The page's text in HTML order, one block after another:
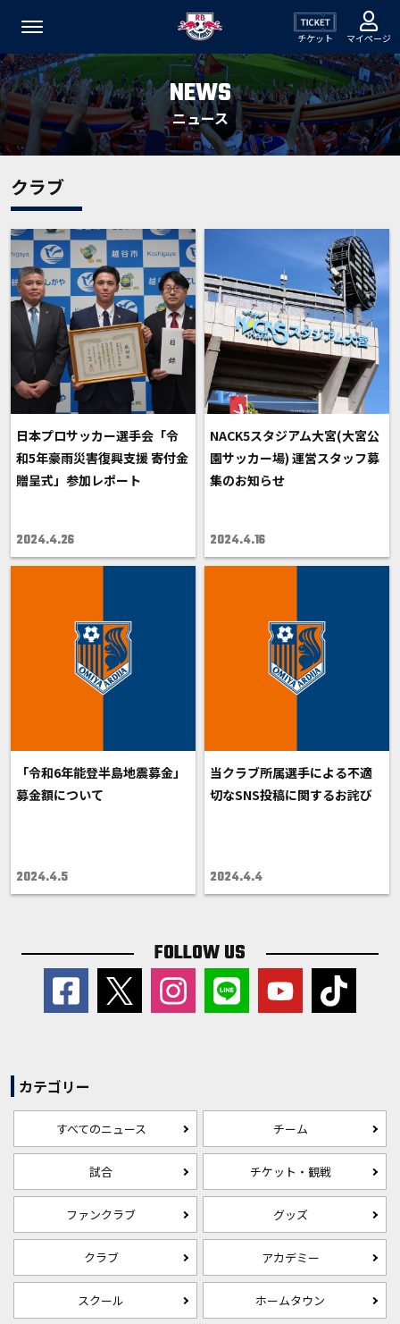
チケット マイページ
NEWS
ニュース
クラブ
日本プロサッカー選手会「令
和5年豪雨災害復興支援 寄付金
贈呈式」参加レポート
2024.4.26
NACK5スタジアム大宮(大宮公
園サッカー場) 運営スタッフ募
集のお知らせ
2024.4.16
「令和6年能登半島地震募金」
募金額について
2024.4.5
当クラブ所属選手による不適
切なSNS投稿に関するお詫び
2024.4.4
FOLLOW US
カテゴリー
すべてのニュース チーム
試合 チケット・観戦
ファンクラブ グッズ
クラブ アカデミー
スクール ホームタウン